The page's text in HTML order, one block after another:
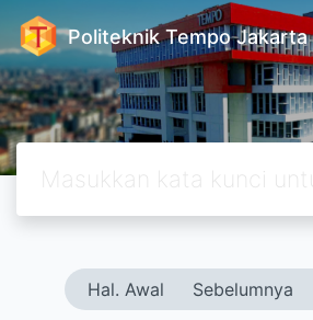
Politeknik Tempo Jakarta
Hal. Awal Sebelumnya